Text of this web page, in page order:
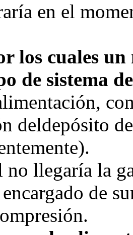
en el
los cuales
de sistema
deldepósito
no llegaría la
de